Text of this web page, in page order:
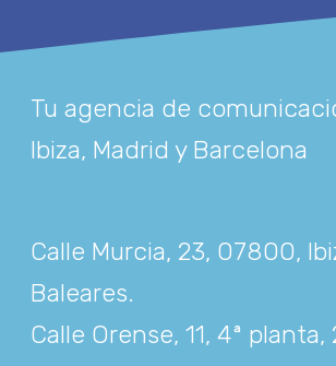
Tu agencia de
Ibiza, Madrid y Barcelona
Calle Murcia, 23, 07800,
Baleares.
Calle Orense, 11, 4ª